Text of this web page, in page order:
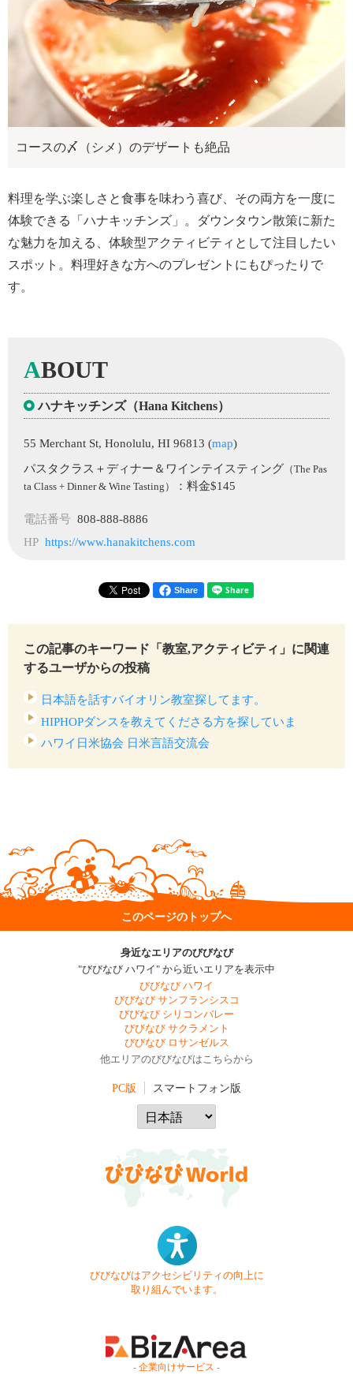
コースの〆（シメ）のデザートも絶品
料理を学ぶ楽しさと食事を味わう喜び、その両方を一度に
体験できる「ハナキッチンズ」。ダウンタウン散策に新た
な魅力を加える、体験型アクティビティとして注目したい
スポット。料理好きな方へのプレゼントにもぴったりで
す。
ABOUT
ハナキッチンズ（Hana Kitchens）
55 Merchant St, Honolulu, HI 96813 (map)
パスタクラス＋ディナー＆ワインテイスティング （The Pas
ta Class + Dinner & Wine Tasting）
：料金$145
電話番号 808-888-8886
HP https://www.hanakitchens.com
Share
この記事のキーワード「教室,アクティビティ」に関連
するユーザからの投稿
日本語を話すバイオリン教室探してます。
HIPHOPダンスを教えてくださる方を探していま
す！！！
ハワイ日米協会 日米言語交流会
このページのトップへ
身近なエリアのびびなび
"びびなび ハワイ" から近いエリアを表示中
びびなび ハワイ
びびなび サンフランシスコ
びびなび シリコンバレー
びびなび サクラメント
びびなび ロサンゼルス
他エリアのびびなびはこちらから
PC版 スマートフォン版
びびなびはアクセシビリティの向上に
取り組んでいます。
- 企業向けサービス -